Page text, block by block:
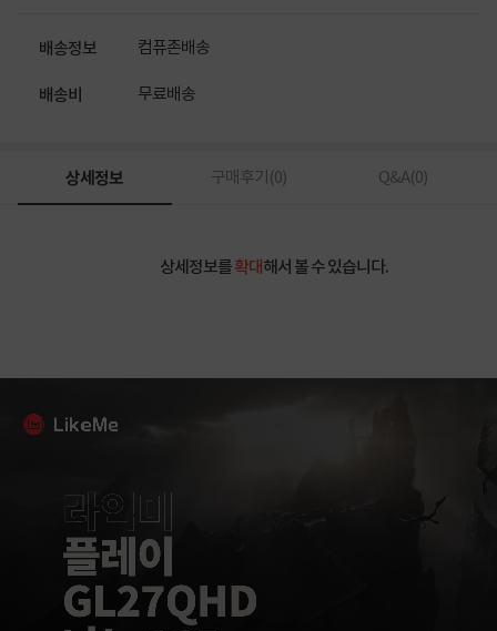
배송정보 컴퓨존배송
배송비 무료배송
상세정보 구매후기(0) Q&A(0)
상세정보를확대해서 볼 수 있습니다.